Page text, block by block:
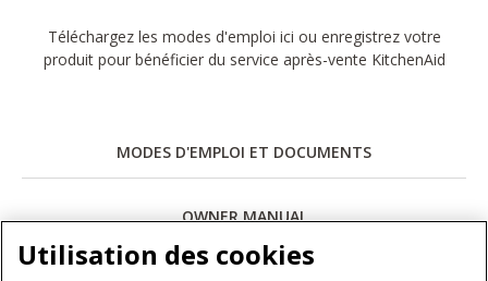
Téléchargez les modes d'emploi ici ou enregistrez votre
produit pour bénéficier du service après-vente KitchenAid
MODES D'EMPLOI ET DOCUMENTS
OWNER MANUAL
Télécharger
Utilisation des cookies